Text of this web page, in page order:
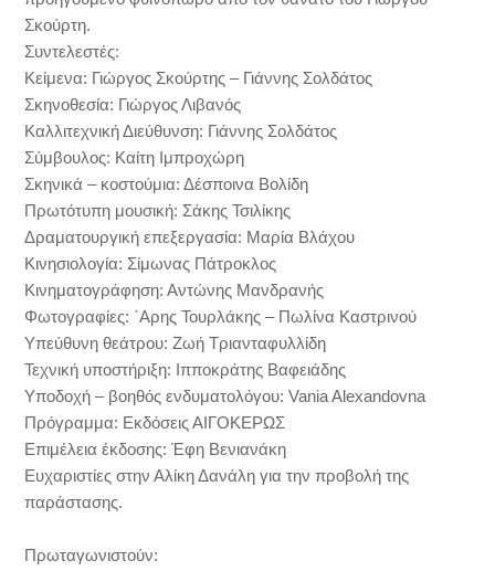
Σκούρτη.
Συντελεστές:
Κείμενα: Γιώργος Σκούρτης – Γιάννης Σολδάτος
Σκηνοθεσία: Γιώργος Λιβανός
Καλλιτεχνική Διεύθυνση: Γιάννης Σολδάτος
Σύμβουλος: Καίτη Ιμπροχώρη
Σκηνικά – κοστούμια: Δέσποινα Βολίδη
Πρωτότυπη μουσική: Σάκης Τσιλίκης
Δραματουργική επεξεργασία: Μαρία Βλάχου
Κινησιολογία: Σίμωνας Πάτροκλος
Κινηματογράφηση: Αντώνης Μανδρανής
Φωτογραφίες: ΄Αρης Τουρλάκης – Πωλίνα Καστρινού
Υπεύθυνη θεάτρου: Ζωή Τριανταφυλλίδη
Τεχνική υποστήριξη: Ιπποκράτης Βαφειάδης
Υποδοχή – βοηθός ενδυματολόγου: Vania Alexandovna
Πρόγραμμα: Εκδόσεις ΑΙΓΟΚΕΡΩΣ
Επιμέλεια έκδοσης: Έφη Βενιανάκη
Ευχαριστίες στην Αλίκη Δανάλη για την προβολή της
παράστασης.
Πρωταγωνιστούν: